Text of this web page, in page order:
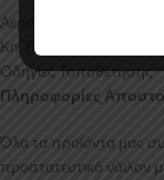
Αεροτομή Οροφής
Κιτ Τοποθέτησης
Οδηγίες Τοποθέτησης
Πληροφορίες
Όλα τα προϊόντα μας
προστατευτικό νάιλον